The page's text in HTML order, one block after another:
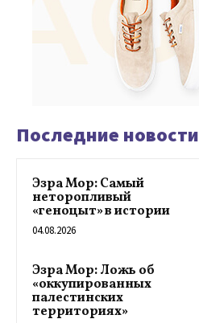
Последние новости
Эзра Мор: Самый
неторопливый
«геноцыт» в истории
04.08.2026
Эзра Мор: Ложь об
«оккупированных
палестинских
территориях»